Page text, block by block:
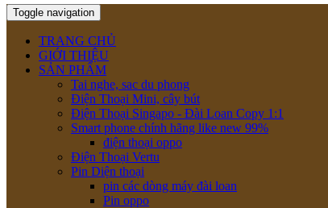
Toggle navigation
TRANG CHỦ
GIỚI THIỆU
SẢN PHẨM
Tai nghe, sac du phong
Điện Thoại Mini, cây bút
Điện Thoại Singapo - Đài Loan Copy 1:1
Smart phone chính hãng like new 99%
điện thoại oppo
Điện Thoại Vertu
Pin Diện thoại
pin các dòng máy đài loan
Pin oppo